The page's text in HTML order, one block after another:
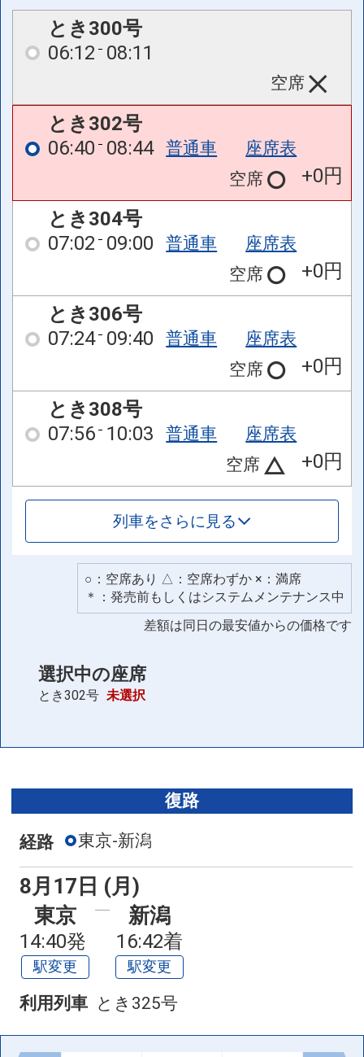
とき300号
06:12 08:11
空席
とき302号
06:40 08:44 普通車
座席表
空席
+0円
とき304号
07:02 09:00 普通車
座席表
空席
+0円
とき306号
07:24 09:40 普通車
座席表
空席
+0円
とき308号
07:56 10:03 普通車
座席表
空席
+0円
列車をさらに見る
○：空席あり △：空席わずか ×：満席
＊：発売前もしくはシステムメンテナンス中
差額は同日の最安値からの価格です
選択中の座席
とき302号 未選択
復路
経路 東京-新潟
8月17日 (月)
東京
14:40発
駅変更
新潟
16:42着
駅変更
利用列車 とき325号